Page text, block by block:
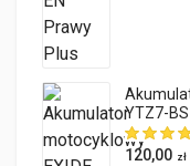
YTZ7-
120,00 zł